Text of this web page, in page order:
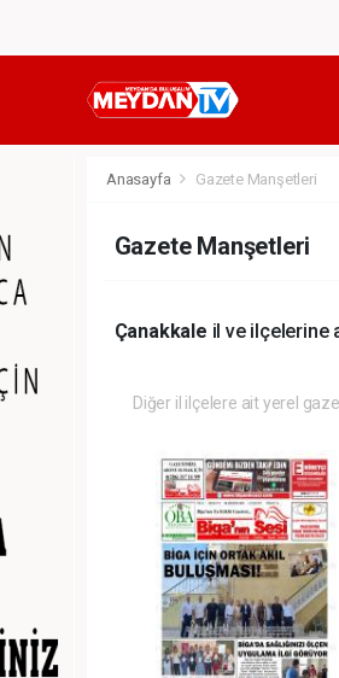
Anasayfa Gazete Manşetleri
Gazete Manşetleri
Çanakkale il ve ilçelerine
Diğer il ilçelere ait yerel